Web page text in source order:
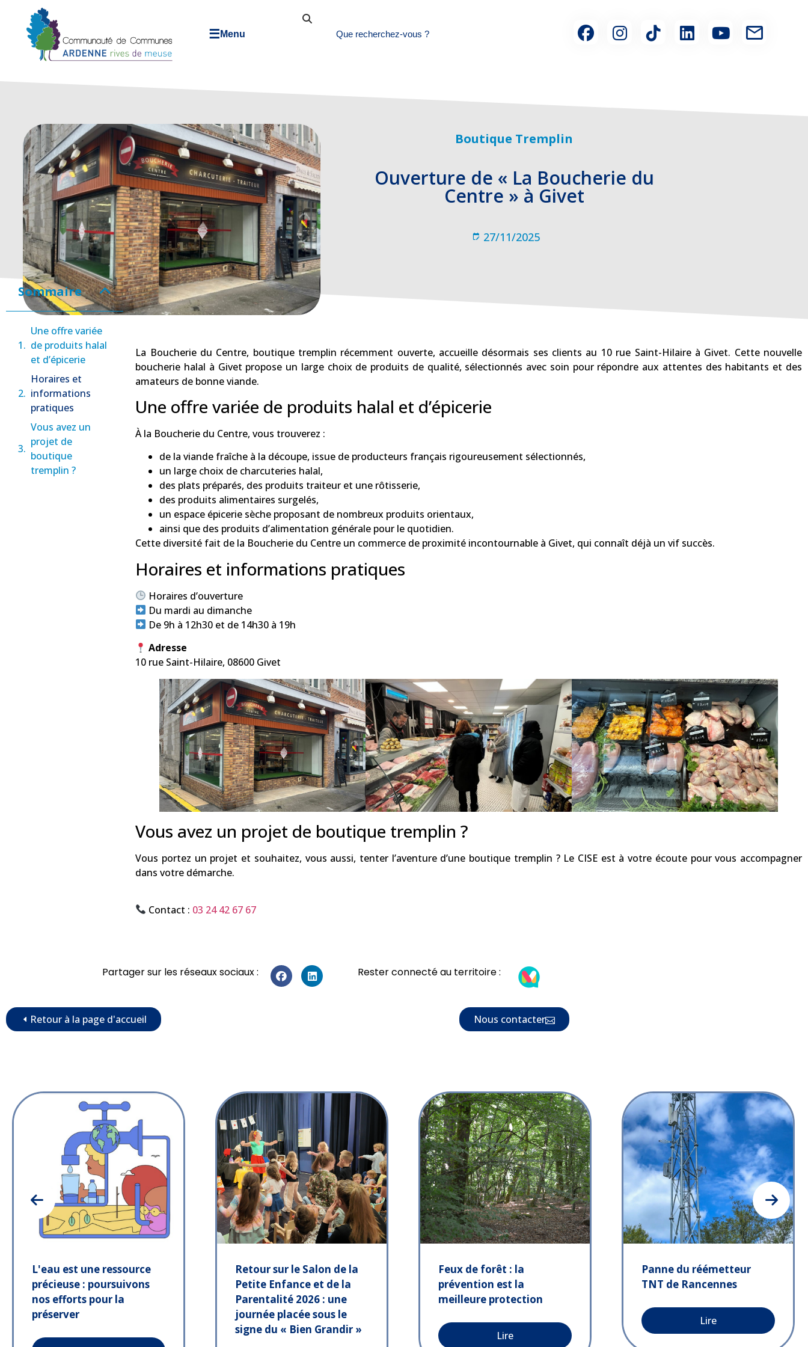
☰ Menu
Boutique Tremplin
Ouverture de « La Boucherie du
Centre » à Givet
27/11/2025
Sommaire
Une offre variée
de produits halal
et d’épicerie
Horaires et
informations
pratiques
Vous avez un
projet de
boutique
tremplin ?
La Boucherie du Centre, boutique tremplin récemment ouverte, accueille désormais ses clients au 10 rue Saint-Hilaire à Givet. Cette nouvelle
boucherie halal à Givet propose un large choix de produits de qualité, sélectionnés avec soin pour répondre aux attentes des habitants et des
amateurs de bonne viande.
Une offre variée de produits halal et d’épicerie
À la Boucherie du Centre, vous trouverez :
de la viande fraîche à la découpe, issue de producteurs français rigoureusement sélectionnés,
un large choix de charcuteries halal,
des plats préparés, des produits traiteur et une rôtisserie,
des produits alimentaires surgelés,
un espace épicerie sèche proposant de nombreux produits orientaux,
ainsi que des produits d’alimentation générale pour le quotidien.
Cette diversité fait de la Boucherie du Centre un commerce de proximité incontournable à Givet, qui connaît déjà un vif succès.
Horaires et informations pratiques
Horaires d’ouverture
Du mardi au dimanche
De 9h à 12h30 et de 14h30 à 19h
Adresse
10 rue Saint-Hilaire, 08600 Givet
Vous avez un projet de boutique tremplin ?
Vous portez un projet et souhaitez, vous aussi, tenter l’aventure d’une boutique tremplin ? Le CISE est à votre écoute pour vous accompagner
dans votre démarche.
Contact : 03 24 42 67 67
Partager sur les réseaux sociaux : Rester connecté au territoire :
Retour à la page d'accueil Nous contacter
L'eau est une ressource
précieuse : poursuivons
nos efforts pour la
préserver
Retour sur le Salon de la
Petite Enfance et de la
Parentalité 2026 : une
journée placée sous le
signe du « Bien Grandir »
Feux de forêt : la
prévention est la
meilleure protection
Lire
Panne du réémetteur
TNT de Rancennes
Lire